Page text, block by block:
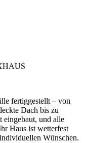
fertiggestellt – von
Dach bis zu
eingebaut, und alle
Haus ist wetterfest
Wünschen.